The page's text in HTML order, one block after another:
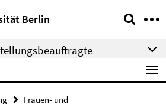
Berlin
Frauen- und